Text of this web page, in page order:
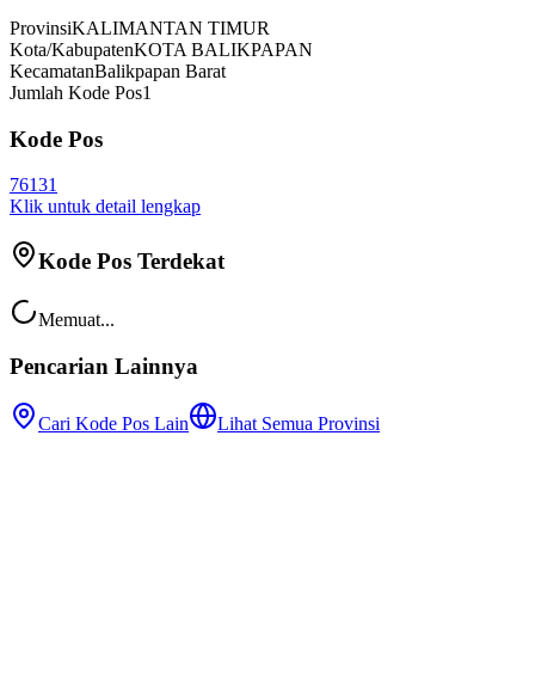
ProvinsiKALIMANTAN TIMUR
Kota/KabupatenKOTA BALIKPAPAN
KecamatanBalikpapan Barat
Jumlah Kode Pos1
Kode Pos
76131
Klik untuk detail lengkap
Kode Pos Terdekat
Memuat...
Pencarian Lainnya
Cari Kode Pos Lain Lihat Semua Provinsi